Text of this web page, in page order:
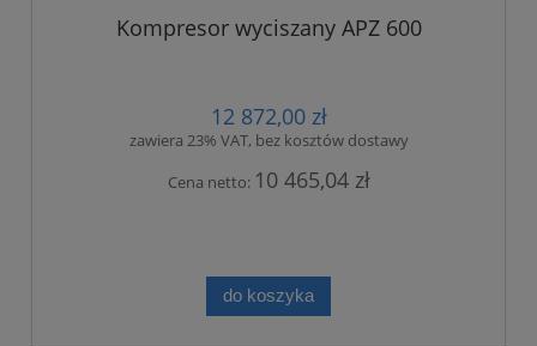
Kompresor wyciszany APZ 600
12 872,00 zł
zawiera 23% VAT, bez kosztów dostawy
Cena netto: 10 465,04 zł
do koszyka